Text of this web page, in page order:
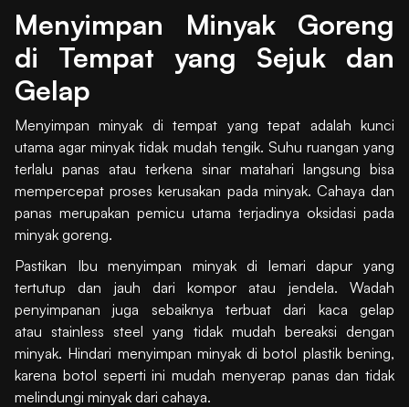
Menyimpan Minyak Goreng
di Tempat yang Sejuk dan
Gelap
Menyimpan minyak di tempat yang tepat adalah kunci
utama agar minyak tidak mudah tengik. Suhu ruangan yang
terlalu panas atau terkena sinar matahari langsung bisa
mempercepat proses kerusakan pada minyak. Cahaya dan
panas merupakan pemicu utama terjadinya oksidasi pada
minyak goreng.
Pastikan Ibu menyimpan minyak di lemari dapur yang
tertutup dan jauh dari kompor atau jendela. Wadah
penyimpanan juga sebaiknya terbuat dari kaca gelap
atau stainless steel yang tidak mudah bereaksi dengan
minyak. Hindari menyimpan minyak di botol plastik bening,
karena botol seperti ini mudah menyerap panas dan tidak
melindungi minyak dari cahaya.